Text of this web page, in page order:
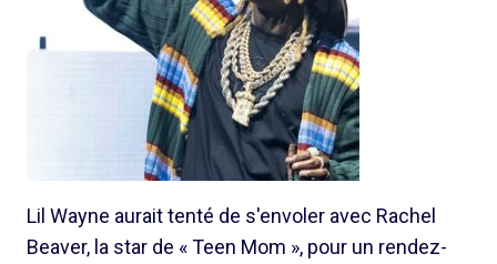
Lil Wayne aurait tenté de s'envoler avec Rachel
Beaver, la star de « Teen Mom », pour un rendez-